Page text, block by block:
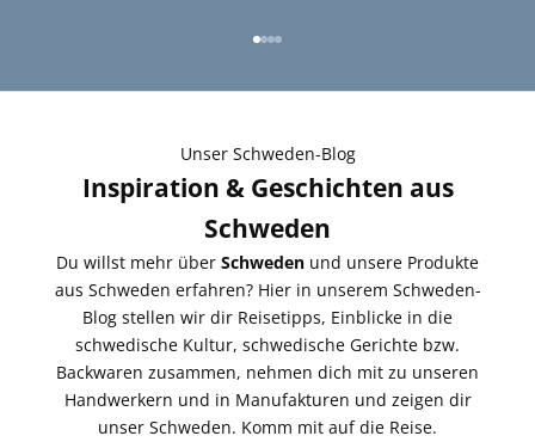
Gehe zu Element 1
Gehe zu Element 2
Gehe zu Element 3
Gehe zu Element 4
Unser Schweden-Blog
Inspiration & Geschichten aus
Schweden
Du willst mehr über Schweden und unsere Produkte
aus Schweden erfahren? Hier in unserem Schweden-
Blog stellen wir dir Reisetipps, Einblicke in die
schwedische Kultur, schwedische Gerichte bzw.
Backwaren zusammen, nehmen dich mit zu unseren
Handwerkern und in Manufakturen und zeigen dir
unser Schweden. Komm mit auf die Reise.